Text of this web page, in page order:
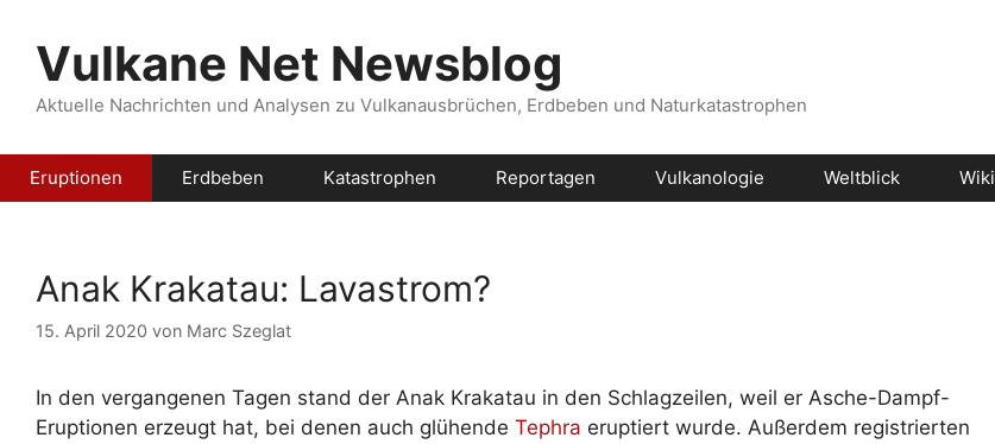
Inhalt
springenVulkane Net Newsblog
Aktuelle Nachrichten und Analysen zu Vulkanausbrüchen, Erdbeben und Naturkatastrophen
Eruptionen Erdbeben Katastrophen Reportagen Vulkanologie Weltblick Wiki
Anak Krakatau: Lavastrom?
15. April 2020 von Marc Szeglat
In den vergangenen Tagen stand der Anak Krakatau in den Schlagzeilen, weil er Asche-Dampf-
Eruptionen erzeugt hat, bei denen auch glühende Tephra eruptiert wurde. Außerdem registrierten